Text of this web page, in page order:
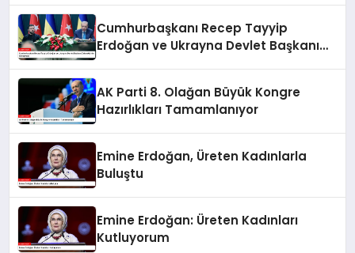
Cumhurbaşkanı Recep Tayyip
Erdoğan ve Ukrayna Devlet Başkanı
AK Parti 8. Olağan Büyük Kongre
Hazırlıkları Tamamlanıyor
Emine Erdoğan, Üreten Kadınlarla
Buluştu
Emine Erdoğan: Üreten Kadınları
Kutluyorum